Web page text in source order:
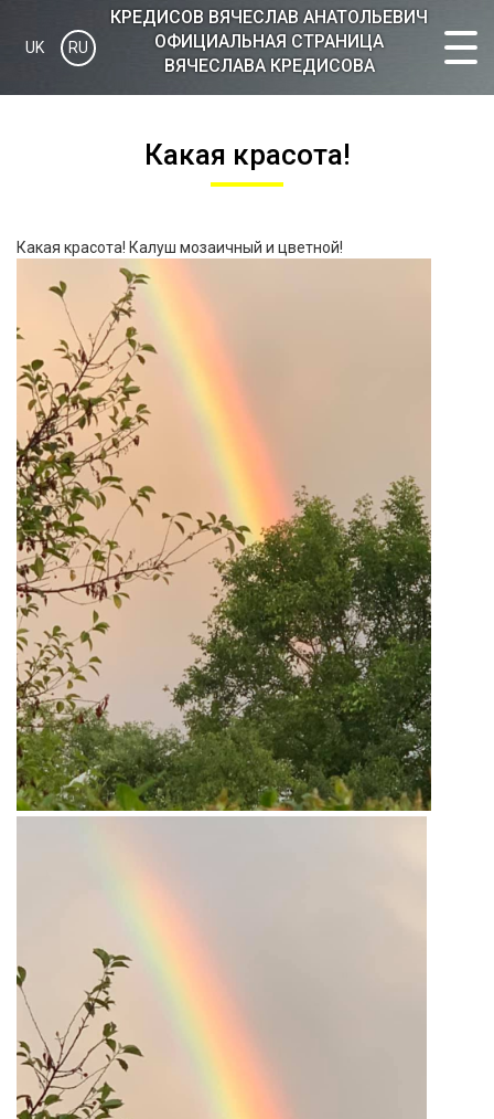
КРЕДИСOВ ВЯЧЕСЛАВ АНАТОЛЬЕВИЧ
ОФИЦИАЛЬНАЯ СТРАНИЦА
ВЯЧЕСЛАВА КРЕДИСОВА
UK RU
Какая красота!
Какая красота! Калуш мозаичный и цветной!